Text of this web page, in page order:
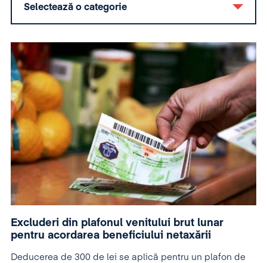
Selectează o categorie
Excluderi din plafonul venitului brut lunar
pentru acordarea beneficiului netaxării
Deducerea de 300 de lei se aplică pentru un plafon de